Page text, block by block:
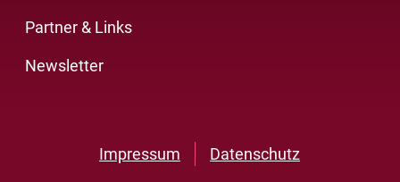
Partner & Links
Newsletter
Impressum Datenschutz